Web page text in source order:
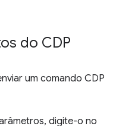
do CDP
um comando CDP
digite-o no